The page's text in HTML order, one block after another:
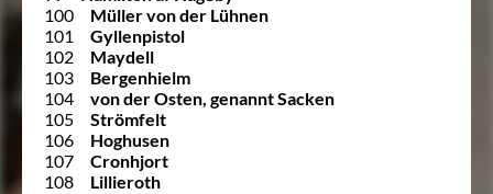
100
Müller von der Lühnen
101
Gyllenpistol
102
Maydell
103
Bergenhielm
104
von der Osten, genannt Sacken
105
Strömfelt
106
Hoghusen
107
Cronhjort
108
Lillieroth